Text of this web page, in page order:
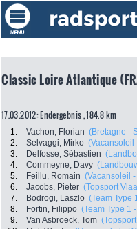
Classic Loire Atlantique
17.03.2012: Endergebnis , 184.8 km
1. Vachon, Florian (Bretagne -
2.
Selvaggi, Mirko (Vacansoleil
3.
Delfosse, Sébastien
4.
Commeyne, Davy
5.
Feillu, Romain (Vacansoleil
6.
Jacobs, Pieter (Topsport
7.
Bodrogi, Laszlo (Team Type
8.
Fortin, Filippo (Team Type 1
9.
Van Asbroeck, Tom